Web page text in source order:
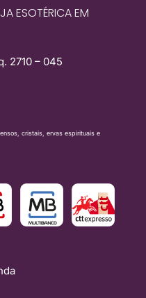
ESOTÉRICA EM
2710 – 045
cristais, ervas espirituais e